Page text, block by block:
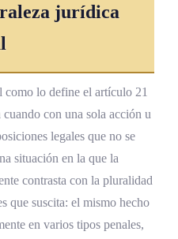
jurídica
como lo define el artículo 21
con una sola acción u
legales que no se
situación en la que la
contrasta con la pluralidad
que suscita: el mismo hecho
en varios tipos penales,